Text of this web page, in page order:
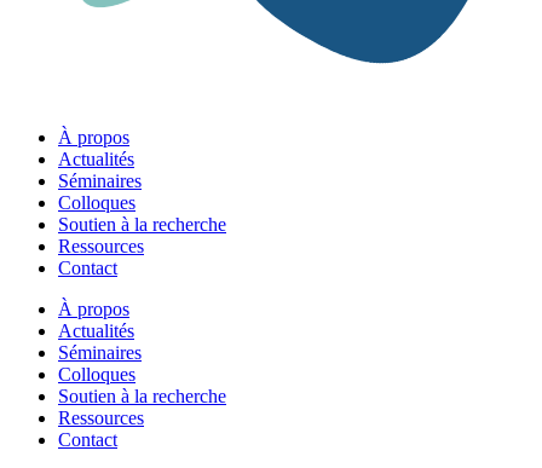
À propos
Actualités
Séminaires
Colloques
Soutien à la recherche
Ressources
Contact
À propos
Actualités
Séminaires
Colloques
Soutien à la recherche
Ressources
Contact